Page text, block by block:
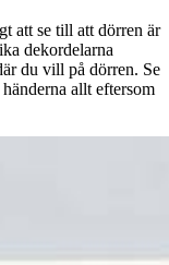
att se till att dörren är
dekordelarna
du vill på dörren. Se
allt eftersom